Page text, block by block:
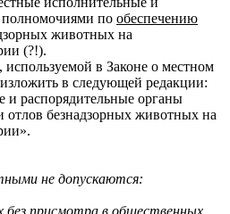
полномочиями по обеспечению
животных на
(?!).
в Законе о местном
в следующей редакции:
распорядительные органы
отлов безнадзорных животных на
не допускаются:
без присмотра в общественных